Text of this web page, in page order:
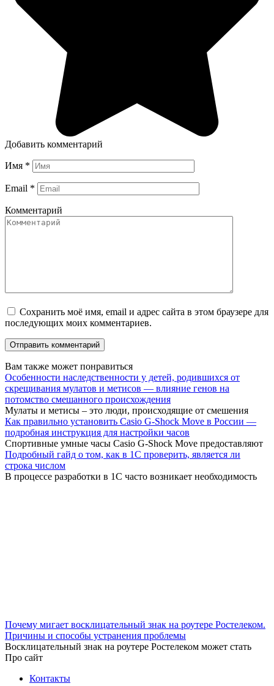
Добавить комментарий
Имя *
Email *
Комментарий
Сохранить моё имя, email и адрес сайта в этом браузере для
последующих моих комментариев.
Вам также может понравиться
Особенности наследственности у детей, родившихся от
скрещивания мулатов и метисов — влияние генов на
потомство смешанного происхождения
Мулаты и метисы – это люди, происходящие от смешения
Как правильно установить Casio G-Shock Move в России —
подробная инструкция для настройки часов
Спортивные умные часы Casio G-Shock Move предоставляют
Подробный гайд о том, как в 1С проверить, является ли
строка числом
В процессе разработки в 1С часто возникает необходимость
Почему мигает восклицательный знак на роутере Ростелеком.
Причины и способы устранения проблемы
Восклицательный знак на роутере Ростелеком может стать
Про сайт
Контакты